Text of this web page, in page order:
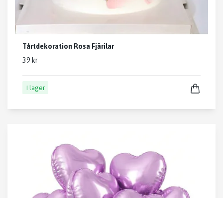
Tårtdekoration Rosa Fjärilar
39 kr
I lager